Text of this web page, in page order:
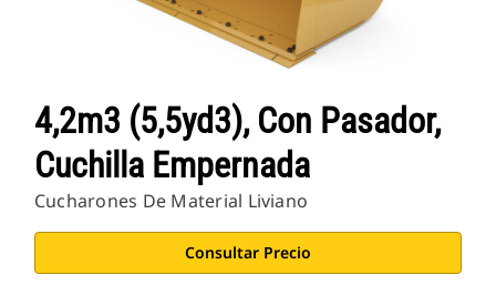
4,2m3 (5,5yd3), Con Pasador,
Cuchilla Empernada
Cucharones De Material Liviano
Consultar Precio